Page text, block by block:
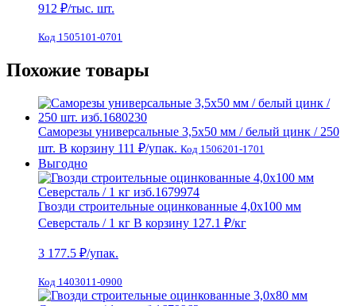
912 ₽/тыс. шт.
Код 1505101-0701
Похожие товары
Саморезы универсальные 3,5х50 мм / белый цинк / 250
шт. В корзину 111 ₽/упак. Код 1506201-1701
Выгодно
Гвозди строительные оцинкованные 4,0х100 мм
Северсталь / 1 кг В корзину 127.1 ₽/кг
3 177.5 ₽/упак.
Код 1403011-0900